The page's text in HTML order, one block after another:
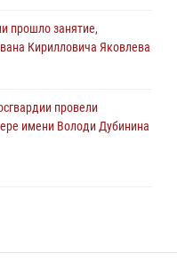
работы
Эл приняли участие в
прошло занятие,
Кирилловича Яковлева
провели
имени Володи Дубинина